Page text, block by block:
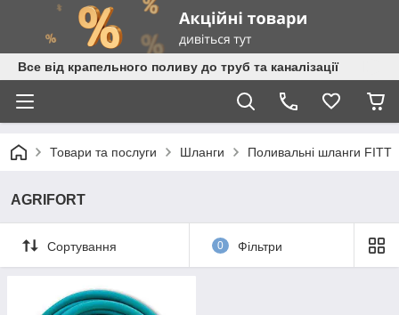
Все від крапельного поливу до труб та каналізації
Товари та послуги Шланги Поливальні шланги FITT
AGRIFORT
Сортування 0 Фільтри